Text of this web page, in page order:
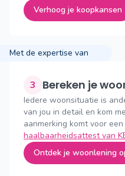
Verhoog je koopkansen
Met de expertise van
3 Bereken je
Iedere woonsituatie is
van jou in detail en kom
aanmerking komt voor een
haalbaarheidsattest van
Ontdek je woonlening